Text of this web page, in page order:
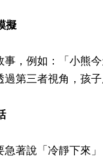
擬
事，例如：「小熊
第三者視角，孩
著說「冷靜下來